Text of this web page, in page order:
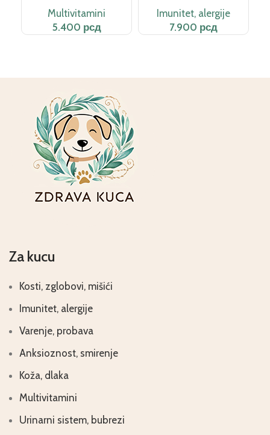
Multivitamini
рсд
Imunitet, alergije
рсд
Za kucu
Kosti, zglobovi, mišići
Imunitet, alergije
Varenje, probava
Anksioznost, smirenje
Koža, dlaka
Multivitamini
Urinarni sistem, bubrezi